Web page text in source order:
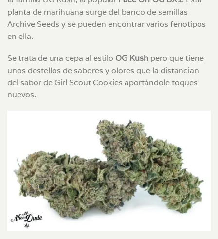
planta de marihuana surge del banco de semillas
Archive Seeds y se pueden encontrar varios fenotipos
en ella.
Se trata de una cepa al estilo OG Kush pero que tiene
unos destellos de sabores y olores que la distancian
del sabor de Girl Scout Cookies aportándole toques
nuevos.